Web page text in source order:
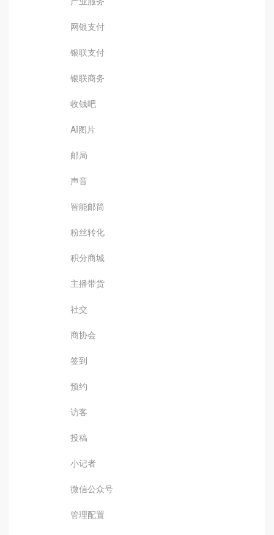
网银支付
银联支付
银联商务
收钱吧
AI图片
邮局
声音
智能邮筒
粉丝转化
积分商城
主播带货
社交
商协会
签到
预约
访客
投稿
小记者
微信公众号
管理配置